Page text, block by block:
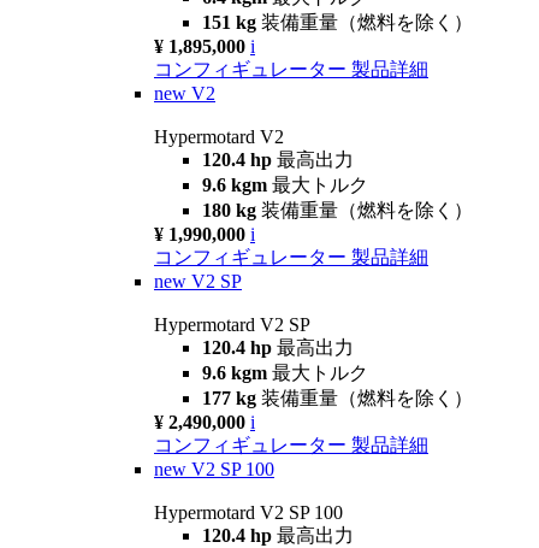
151 kg 装備重量（燃料を除く）
¥ 1,895,000 i
コンフィギュレーター 製品詳細
new V2
Hypermotard V2
120.4 hp 最高出力
9.6 kgm 最大トルク
180 kg 装備重量（燃料を除く）
¥ 1,990,000 i
コンフィギュレーター 製品詳細
new V2 SP
Hypermotard V2 SP
120.4 hp 最高出力
9.6 kgm 最大トルク
177 kg 装備重量（燃料を除く）
¥ 2,490,000 i
コンフィギュレーター 製品詳細
new V2 SP 100
Hypermotard V2 SP 100
120.4 hp 最高出力